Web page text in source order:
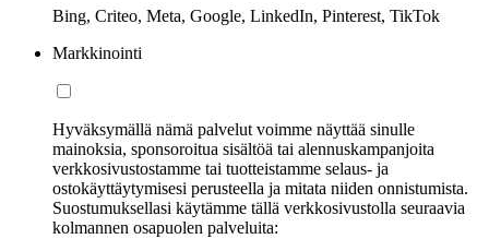
Bing, Criteo, Meta, Google, LinkedIn, Pinterest, TikTok
Markkinointi
Hyväksymällä nämä palvelut voimme näyttää sinulle
mainoksia, sponsoroitua sisältöä tai alennuskampanjoita
verkkosivustostamme tai tuotteistamme selaus- ja
ostokäyttäytymisesi perusteella ja mitata niiden onnistumista.
Suostumuksellasi käytämme tällä verkkosivustolla seuraavia
kolmannen osapuolen palveluita: